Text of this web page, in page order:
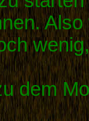
dem